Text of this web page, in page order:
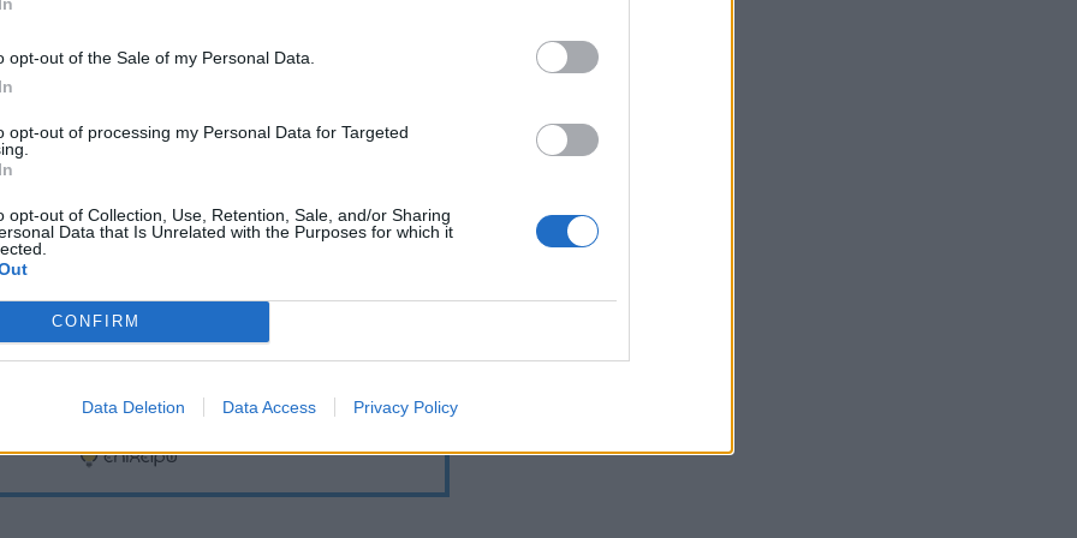
opt-out of the Sale of my Personal Data.
opt-out of processing my Personal Data for Targeted
opt-out of Collection, Use, Retention, Sale, and/or Sharing
Data that Is Unrelated with the Purposes for which it
CONFIRM
Data Deletion Data Access Privacy Policy
πελατών Γ1 και Γ1Ν για το ηλεκτρικό ρεύμα
οικιακές αυτόνομες παροχές για το φυσικό
Ακολουθήστε το στο
Google Newsκαι μάθετε πρώτοι
επιχειρηματικέςΕιδήσεις από την